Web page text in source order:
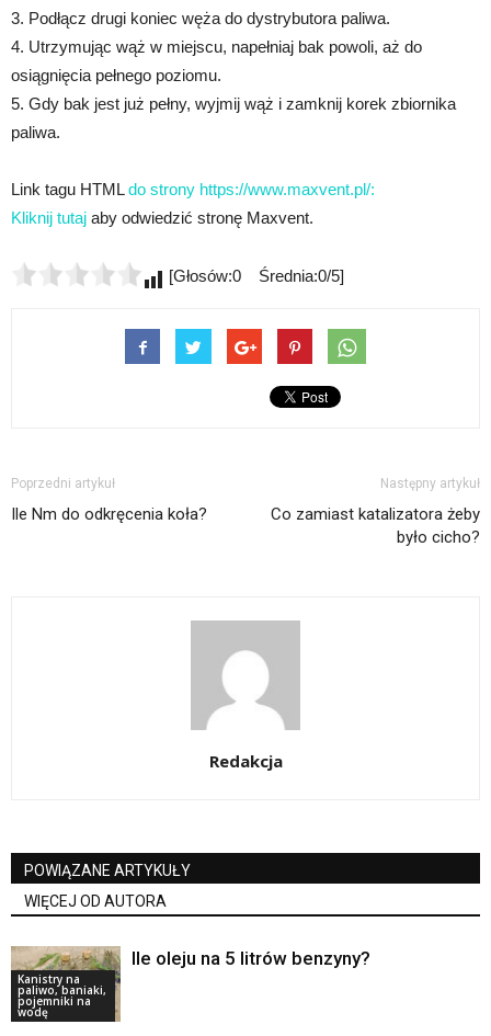
3. Podłącz drugi koniec węża do dystrybutora paliwa.
4. Utrzymując wąż w miejscu, napełniaj bak powoli, aż do
osiągnięcia pełnego poziomu.
5. Gdy bak jest już pełny, wyjmij wąż i zamknij korek zbiornika
paliwa.
Link tagu HTMLdo strony https://www.maxvent.pl/:
Kliknij tutaj aby odwiedzić stronę Maxvent.
[Głosów:0 Średnia:0/5]
Poprzedni artykuł
Ile Nm do odkręcenia koła?
Następny artykuł
Co zamiast katalizatora żeby
było cicho?
Redakcja
POWIĄZANE ARTYKUŁY
WIĘCEJ OD AUTORA
Kanistry na
paliwo, baniaki,
pojemniki na
wodę
Ile oleju na 5 litrów benzyny?